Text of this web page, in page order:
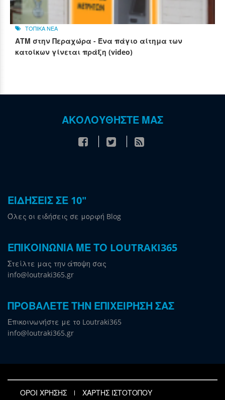
ΤΟΠΙΚΑ ΝΕΑ
ΑΤΜ στην Περαχώρα - Ένα πάγιο αίτημα των
κατοίκων γίνεται πράξη (video)
ΑΚΟΛΟΥΘΗΣΤΕ ΜΑΣ
ΕΙΔΗΣΕΙΣ ΣΕ 10"
Όλες οι ειδήσεις σε μορφή Blog
ΕΠΙΚΟΙΝΩΝΙΑ ΜΕ ΤΟ LOUTRAKI365
Στείλτε μας την άποψη σας
info@loutraki365.gr
ΠΡΟΒΑΛΕΤΕ ΤΗΝ ΕΠΙΧΕΙΡΗΣΗ ΣΑΣ
Επικοινωνήστε με το Loutraki365
info@loutraki365.gr
ΟΡΟΙ ΧΡΗΣΗΣ
ΧΑΡΤΗΣ ΙΣΤΟΤΟΠΟΥ